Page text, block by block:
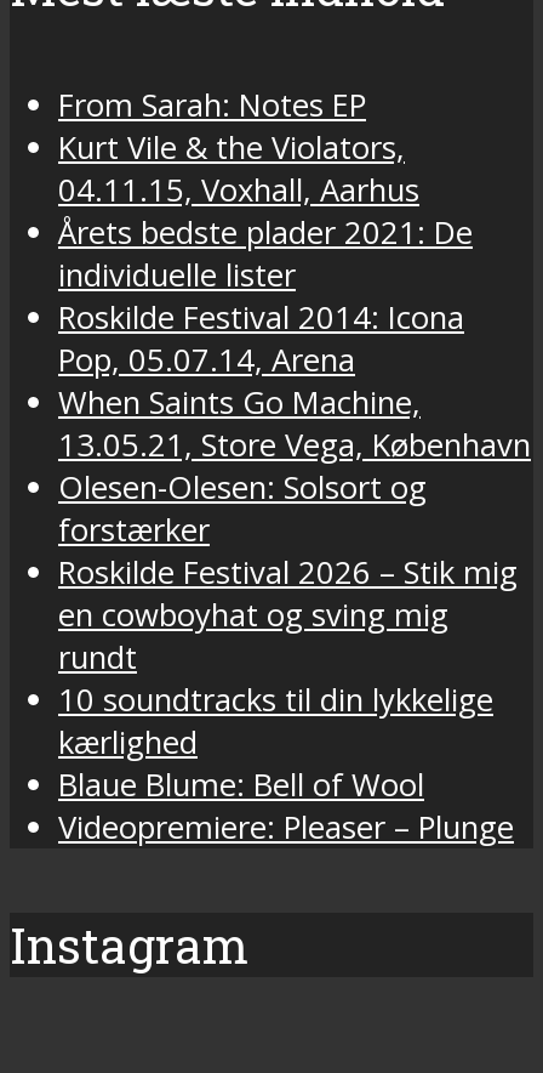
From Sarah: Notes EP
Kurt Vile & the Violators,
04.11.15, Voxhall, Aarhus
Årets bedste plader 2021: De
individuelle lister
Roskilde Festival 2014: Icona
Pop, 05.07.14, Arena
When Saints Go Machine,
13.05.21, Store Vega, København
Olesen-Olesen: Solsort og
forstærker
Roskilde Festival 2026 – Stik mig
en cowboyhat og sving mig
rundt
10 soundtracks til din lykkelige
kærlighed
Blaue Blume: Bell of Wool
Videopremiere: Pleaser – Plunge
Instagram